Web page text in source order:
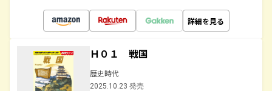
詳細を見る
Ｈ０１ 戦国
歴史時代
2025.10.23 発売